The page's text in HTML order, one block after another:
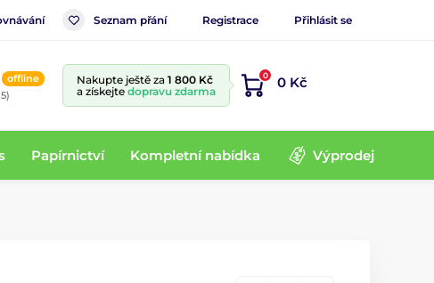
Seznam přání Registrace Přihlásit se
offline Nakupte ještě za 1 800 Kč
a získejte dopravu zdarma
0 0 Kč
Papírnictví Kompletní nabídka Výprodej